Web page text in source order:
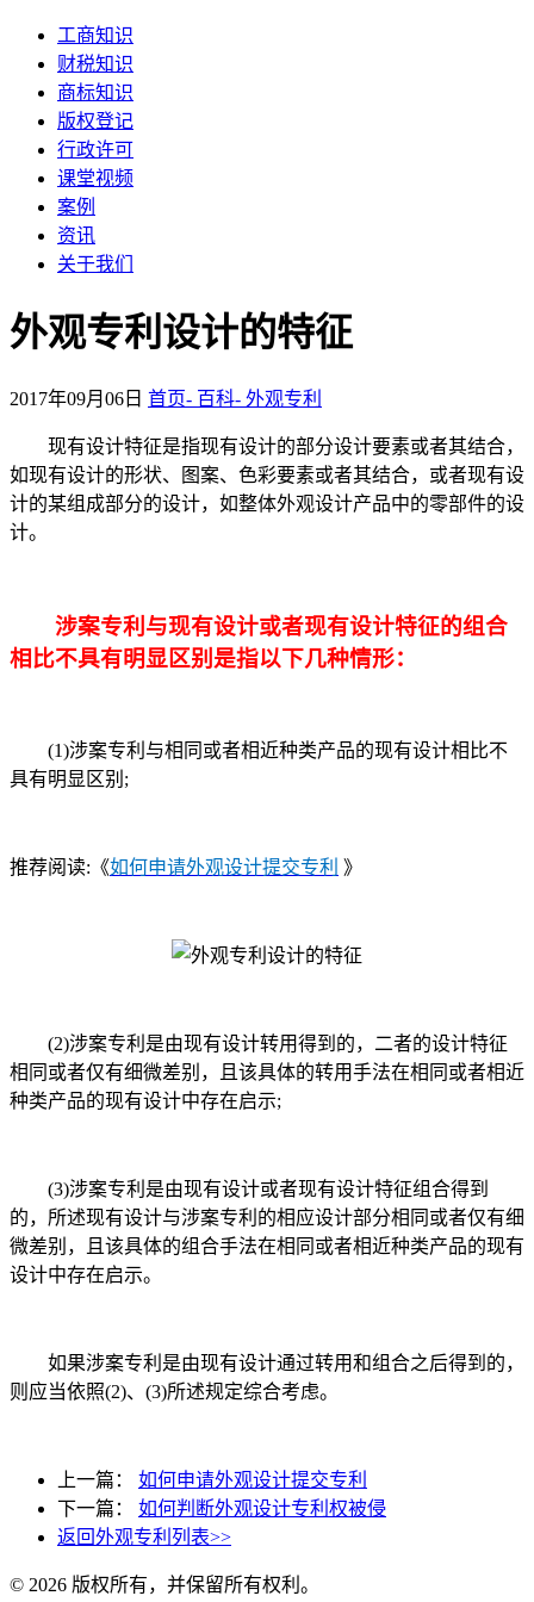
工商知识
财税知识
商标知识
版权登记
行政许可
课堂视频
案例
资讯
关于我们
外观专利设计的特征
2017年09月06日 首页- 百科- 外观专利
现有设计特征是指现有设计的部分设计要素或者其结合，
如现有设计的形状、图案、色彩要素或者其结合，或者现有设
计的某组成部分的设计，如整体外观设计产品中的零部件的设
计。
涉案专利与现有设计或者现有设计特征的组合
相比不具有明显区别是指以下几种情形：
(1)涉案专利与相同或者相近种类产品的现有设计相比不
具有明显区别;
推荐阅读:《如何申请外观设计提交专利 》
(2)涉案专利是由现有设计转用得到的，二者的设计特征
相同或者仅有细微差别，且该具体的转用手法在相同或者相近
种类产品的现有设计中存在启示;
(3)涉案专利是由现有设计或者现有设计特征组合得到
的，所述现有设计与涉案专利的相应设计部分相同或者仅有细
微差别，且该具体的组合手法在相同或者相近种类产品的现有
设计中存在启示。
如果涉案专利是由现有设计通过转用和组合之后得到的，
则应当依照(2)、(3)所述规定综合考虑。
上一篇： 如何申请外观设计提交专利
下一篇： 如何判断外观设计专利权被侵
返回外观专利列表>>
© 2026 版权所有，并保留所有权利。